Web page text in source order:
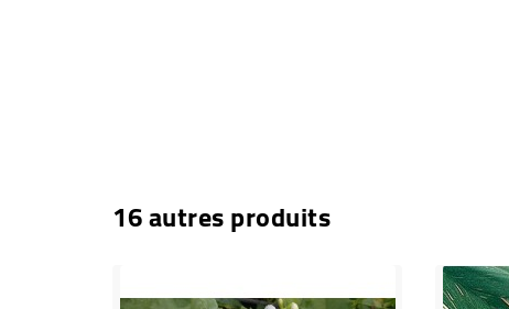
16 autres produits